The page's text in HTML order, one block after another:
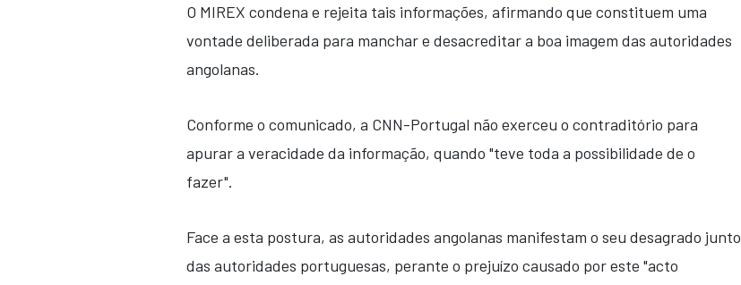
O MIREX condena e rejeita tais informações, afirmando que constituem uma
vontade deliberada para manchar e desacreditar a boa imagem das autoridades
angolanas.
Conforme o comunicado, a CNN-Portugal não exerceu o contraditório para
apurar a veracidade da informação, quando "teve toda a possibilidade de o
fazer".
Face a esta postura, as autoridades angolanas manifestam o seu desagrado junto
das autoridades portuguesas, perante o prejuízo causado por este "acto